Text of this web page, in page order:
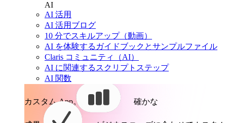
AI
AI 活用
AI 活用ブログ
10 分でスキルアップ（動画）
AI を体験するガイドブックとサンプルファイル
Claris コミュニティ（AI）
AI に関連するスクリプトステップ
AI 関数
カスタム App。 確かな